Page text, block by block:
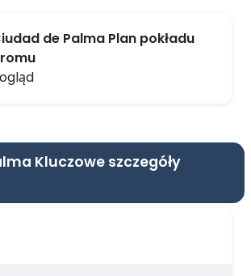
de Palma Plan pokładu
Kluczowe szczegóły